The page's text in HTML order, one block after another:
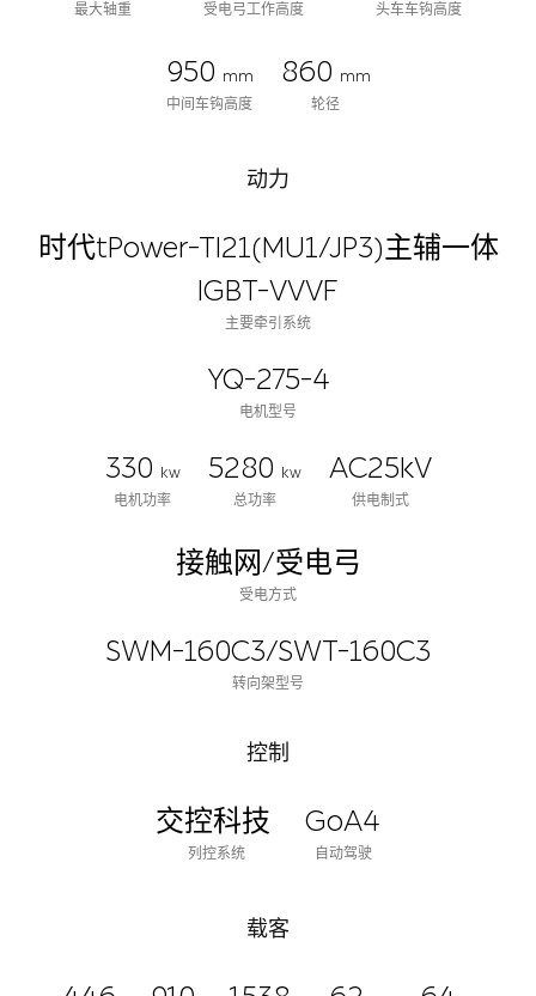
最大轴重
受电弓工作高度
头车车钩高度
950 mm
中间车钩高度
860 mm
轮径
动力
时代tPower-TI21(MU1/JP3)主辅一体
IGBT-VVVF
主要牵引系统
YQ-275-4
电机型号
330
kw
电机功率
5280
kw
总功率
AC25kV
供电制式
接触网/受电弓
受电方式
SWM-160C3/SWT-160C3
转向架型号
控制
交控科技
列控系统
GoA4
自动驾驶
载客